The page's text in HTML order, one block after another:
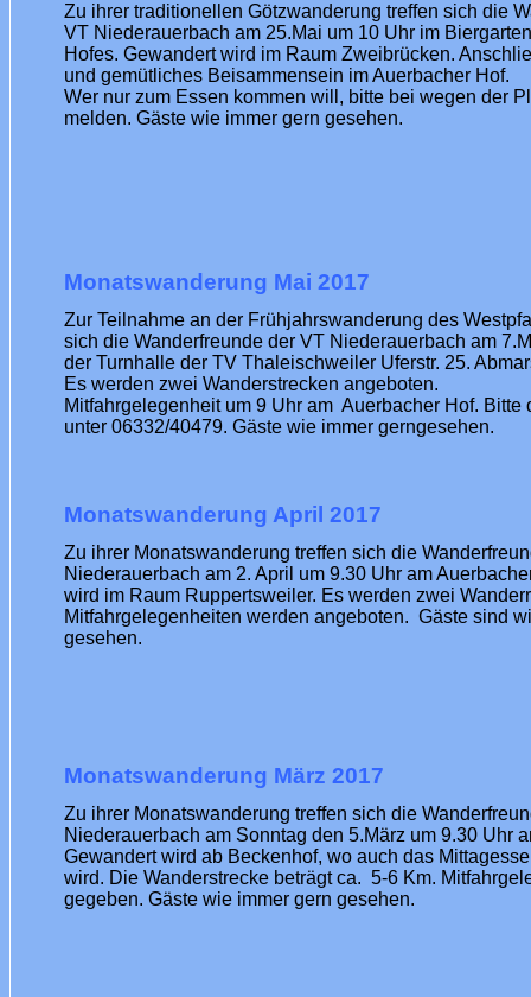
Zu ihrer traditionellen Götzwanderung treffen sich die
VT Niederauerbach am 25.Mai um 10 Uhr im
Hofes. Gewandert wird im Raum Zweibrücken.
und gemütliches Beisammensein im Auerbacher Hof.
Wer nur zum Essen kommen will, bitte bei wegen der
melden. Gäste wie immer gern gesehen.
Monatswanderung Mai 2017
Zur Teilnahme an der Frühjahrswanderung des
sich die Wanderfreunde der VT Niederauerbach am
der Turnhalle der TV Thaleischweiler Uferstr. 25.
Es werden zwei Wanderstrecken angeboten.
Mitfahrgelegenheit um 9 Uhr am Auerbacher Hof. Bitte
unter 06332/40479. Gäste wie immer gerngesehen.
Monatswanderung April 2017
Zu ihrer Monatswanderung treffen sich die
Niederauerbach am 2. April um 9.30 Uhr am
wird im Raum Ruppertsweiler. Es werden zwei
Mitfahrgelegenheiten werden angeboten. Gäste sind
gesehen.
Monatswanderung März 2017
Zu ihrer Monatswanderung treffen sich die
Niederauerbach am Sonntag den 5.März um 9.30 Uhr
Gewandert wird ab Beckenhof, wo auch das
wird. Die Wanderstrecke beträgt ca. 5-6 Km.
gegeben. Gäste wie immer gern gesehen.